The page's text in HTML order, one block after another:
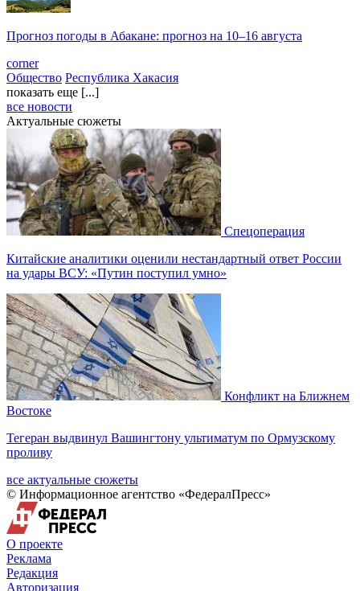
Прогноз погоды в Абакане: прогноз на 10–16 августа
corner
Общество Республика Хакасия
показать еще [...]
все новости
Актуальные сюжеты
Спецоперация
Китайские аналитики оценили нестандартный ответ России
на удары ВСУ: «Путин поступил умно»
Конфликт на Ближнем
Востоке
Тегеран выдвинул Вашингтону ультиматум по Ормузскому
проливу
все актуальные сюжеты
© Информационное агентство «ФедералПресс»
О проекте
Реклама
Редакция
Авторизация